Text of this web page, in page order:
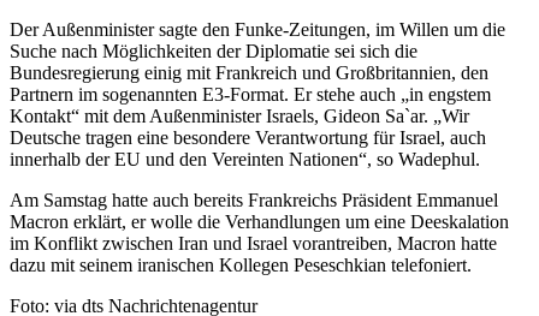
Der Außenminister sagte den Funke-Zeitungen, im Willen um die
Suche nach Möglichkeiten der Diplomatie sei sich die
Bundesregierung einig mit Frankreich und Großbritannien, den
Partnern im sogenannten E3-Format. Er stehe auch „in engstem
Kontakt“ mit dem Außenminister Israels, Gideon Sa`ar. „Wir
Deutsche tragen eine besondere Verantwortung für Israel, auch
innerhalb der EU und den Vereinten Nationen“, so Wadephul.
Am Samstag hatte auch bereits Frankreichs Präsident Emmanuel
Macron erklärt, er wolle die Verhandlungen um eine Deeskalation
im Konflikt zwischen Iran und Israel vorantreiben, Macron hatte
dazu mit seinem iranischen Kollegen Peseschkian telefoniert.
Foto: via dts Nachrichtenagentur